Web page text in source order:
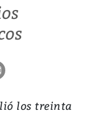
los treinta